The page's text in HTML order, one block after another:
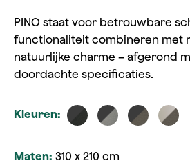
PINO staat voor betrouwbare
functionaliteit combineren met
natuurlijke charme – afgerond
doordachte specificaties.
Kleuren:
Maten: 310 x 210 cm